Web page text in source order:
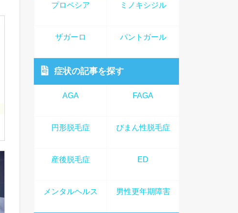
プロペシア ミノキシジル
ザガーロ パントガール
症状の記事を探す
AGA FAGA
円形脱毛症 びまん性脱毛症
産後脱毛症 ED
メンタルヘルス 男性更年期障害